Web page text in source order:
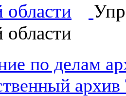
по делам